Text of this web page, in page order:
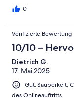
0
Verifizierte Bewertung
10/10 –
Dietrich G.
17. Mai 2025
Gut: Sauberkeit,
des Onlineauftritts